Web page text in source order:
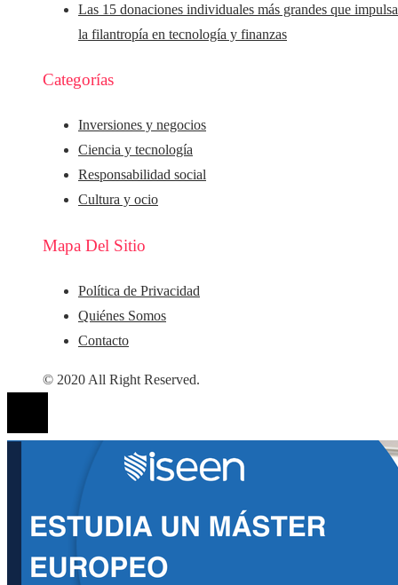
Las 15 donaciones individuales más grandes que
la filantropía en tecnología y finanzas
Categorías
Inversiones y negocios
Ciencia y tecnología
Responsabilidad social
Cultura y ocio
Mapa Del Sitio
Política de Privacidad
Quiénes Somos
Contacto
© 2020 All Right Reserved.